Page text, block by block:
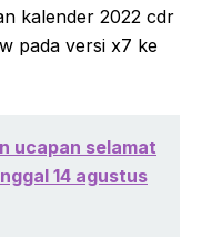
kalender 2022 cdr
pada versi x7 ke
ucapan selamat
14 agustus